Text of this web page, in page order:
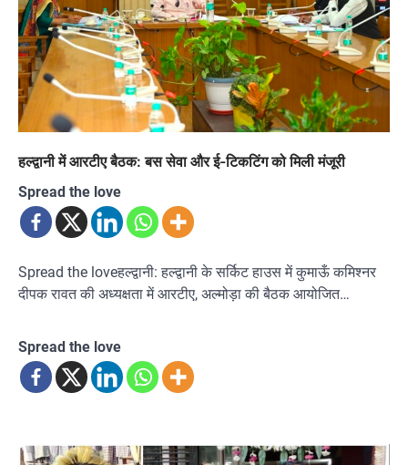
हल्द्वानी में आरटीए बैठक: बस सेवा और ई-टिकटिंग को मिली मंजूरी
Spread the love
Spread the loveहल्द्वानी: हल्द्वानी के सर्किट हाउस में कुमाऊँ कमिश्नर
दीपक रावत की अध्यक्षता में आरटीए, अल्मोड़ा की बैठक आयोजित…
Spread the love